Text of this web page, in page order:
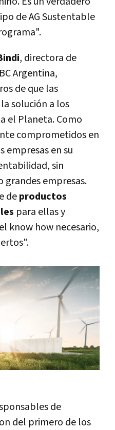
de AG Sustentable
, directora de
Argentina,
de que las
solución a los
el Planeta. Como
comprometidos en
empresas en su
sin
grandes empresas.
deproductos
para ellas y
know how necesario,
de
del primero de los